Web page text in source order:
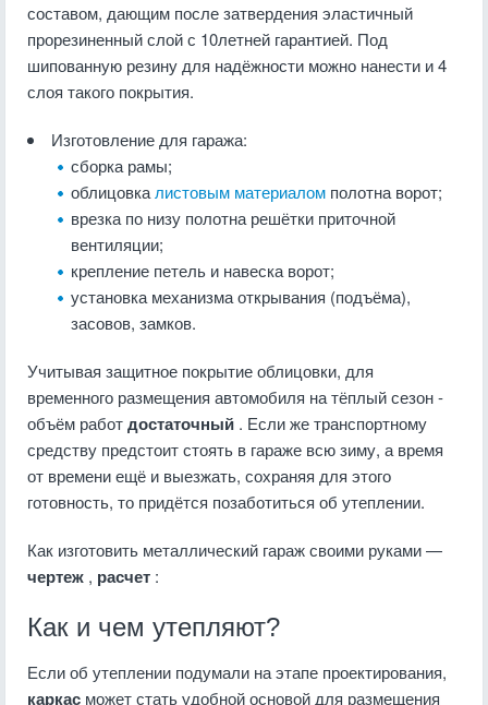
составом, дающим после затвердения эластичный
прорезиненный слой с 10летней гарантией. Под
шипованную резину для надёжности можно нанести и 4
слоя такого покрытия.
Изготовление для гаража:
сборка рамы;
облицовка листовым материалом полотна ворот;
врезка по низу полотна решётки приточной
вентиляции;
крепление петель и навеска ворот;
установка механизма открывания (подъёма),
засовов, замков.
Учитывая защитное покрытие облицовки, для
временного размещения автомобиля на тёплый сезон -
объём работдостаточный . Если же транспортному
средству предстоит стоять в гараже всю зиму, а время
от времени ещё и выезжать, сохраняя для этого
готовность, то придётся позаботиться об утеплении.
Как изготовить металлический гараж своими руками —
чертеж , расчет :
Как и чем утепляют?
Если об утеплении подумали на этапе проектирования,
каркас может стать удобной основой для размещения